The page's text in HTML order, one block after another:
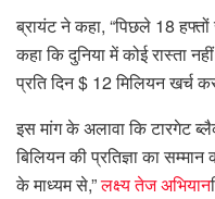
ब्रायंट ने कहा, “पिछले 18
कहा कि दुनिया में कोई रास्ता
प्रति दिन $ 12 मिलियन खर्च
इस मांग के अलावा कि टारगेट
बिलियन की प्रतिज्ञा का
के माध्यम से,”लक्ष्य तेज अभियान